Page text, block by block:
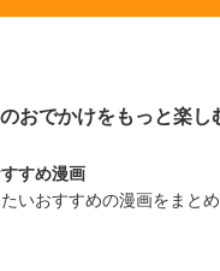
おでかけをもっと楽し
すめ漫画
いおすすめの漫画をまと